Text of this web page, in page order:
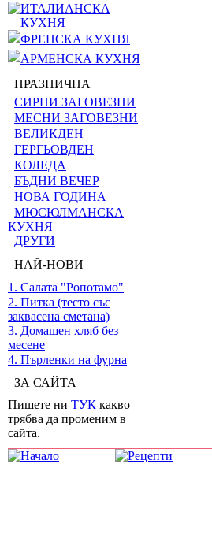
ИТАЛИАНСКА
КУХНЯ
ФРЕНСКА КУХНЯ
АРМЕНСКА КУХНЯ
ПРАЗНИЧНА
СИРНИ ЗАГОВЕЗНИ
МЕСНИ ЗАГОВЕЗНИ
ВЕЛИКДЕН
ГЕРГЬОВДЕН
КОЛЕДА
БЪДНИ ВЕЧЕР
НОВА ГОДИНА
МЮСЮЛМАНСКА
КУХНЯ
ДРУГИ
НАЙ-НОВИ
1. Салата "Ропотамо"
2. Питка (тесто със
заквасена сметана)
3. Домашен хляб без
месене
4. Пърленки на фурна
ЗА САЙТА
Пишете ни ТУК какво
трябва да променим в
сайта.